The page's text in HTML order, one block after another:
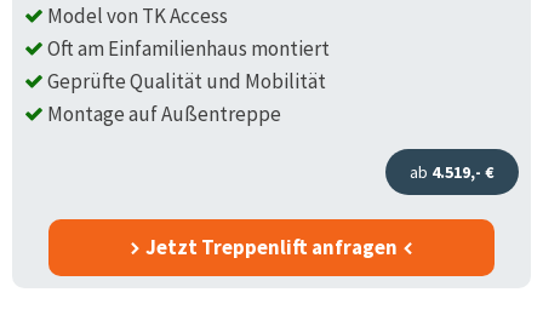
Model von TK Access
Oft am Einfamilienhaus montiert
Geprüfte Qualität und Mobilität
Montage auf Außentreppe
ab 4.519,- €
Jetzt Treppenlift anfragen